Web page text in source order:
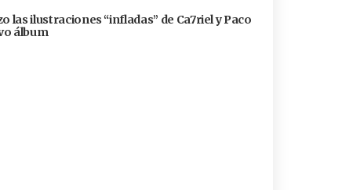
las ilustraciones “infladas” de Ca7riel y Paco
álbum